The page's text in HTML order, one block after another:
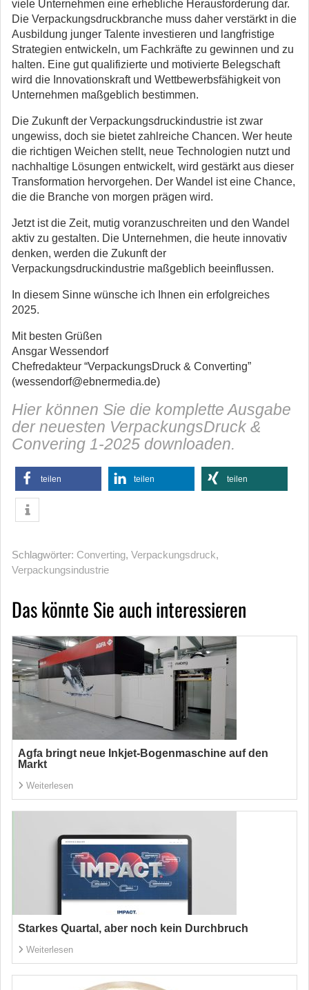
viele Unternehmen eine erhebliche Herausforderung dar.
Die Verpackungsdruckbranche muss daher verstärkt in die
Ausbildung junger Talente investieren und langfristige
Strategien entwickeln, um Fachkräfte zu gewinnen und zu
halten. Eine gut qualifizierte und motivierte Belegschaft
wird die Innovationskraft und Wettbewerbs­fähigkeit von
Unternehmen maßgeblich bestimmen.
Die Zukunft der Verpackungsdruckindustrie ist zwar
ungewiss, doch sie bietet zahlreiche Chancen. Wer heute
die richtigen Weichen stellt, neue Technologien nutzt und
nachhaltige Lösungen entwickelt, wird gestärkt aus dieser
Transformation hervorgehen. Der Wandel ist eine Chance,
die die Branche von morgen prägen wird.
Jetzt ist die Zeit, mutig voranzuschreiten und den Wandel
aktiv zu gestalten. Die Unternehmen, die heute innovativ
denken, werden die Zukunft der
Verpackungsdruckindustrie maßgeblich beeinflussen.
In diesem Sinne wünsche ich Ihnen ein erfolgreiches
2025.
Mit besten Grüßen
Ansgar Wessendorf
Chefredakteur “VerpackungsDruck & Converting”
(wessendorf@ebnermedia.de)
Hier können Sie die komplette Ausgabe
der neuesten VerpackungsDruck &
Convering 1-2025 downloaden.
teilen teilen teilen
Schlagwörter: Converting, Verpackungsdruck,
Verpackungsindustrie
Das könnte Sie auch interessieren
Agfa bringt neue Inkjet-Bogenmaschine auf den
Markt
Weiterlesen
Starkes Quartal, aber noch kein Durchbruch
Weiterlesen